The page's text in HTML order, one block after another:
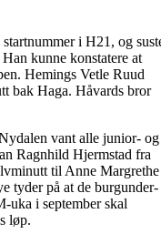
i H21, og
kunne konstatere at
Hemings Vetle Ruud
bak Haga. Håvards bror
vant alle junior- og
Ragnhild Hjermstad fra
til Anne Margrethe
tyder på at de burgunder-
uka i september skal
løp.